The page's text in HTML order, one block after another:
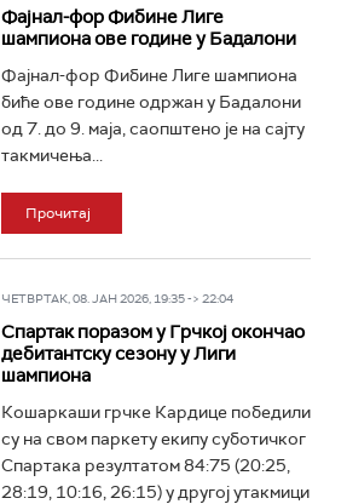
Фајнал-фор Фибине Лиге
шампиона ове године у Бадалони
Фајнал-фор Фибине Лиге шампиона
биће ове године одржан у Бадалони
од 7. до 9. маја, саопштено је на сајту
такмичења...
Прочитај
ЧЕТВРТАК, 08. ЈАН 2026, 19:35 -> 22:04
Спартак поразом у Грчкој окончао
дебитантску сезону у Лиги
шампиона
Кошаркаши грчке Кардице победили
су на свом паркету екипу суботичког
Спартака резултатом 84:75 (20:25,
28:19, 10:16, 26:15) у другој утакмици